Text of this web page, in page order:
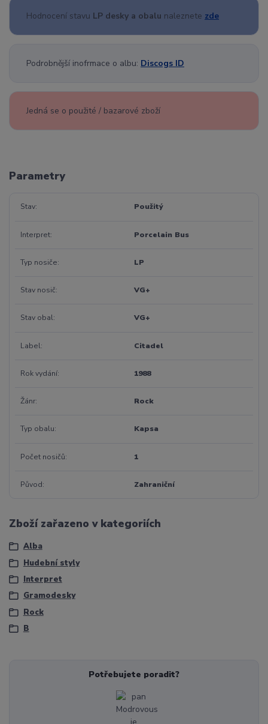
Hodnocení stavu LP desky a obalu naleznete zde
Podrobnější inofrmace o albu: Discogs ID
Jedná se o použité / bazarové zboží
Parametry
Stav Použitý
Interpret Porcelain Bus
Typ nosiče LP
Stav nosič VG+
Stav obal VG+
Label Citadel
Rok vydání 1988
Žánr Rock
Typ obalu Kapsa
Počet nosičů 1
Původ Zahraniční
Zboží zařazeno v kategoriích
Alba
Hudební styly
Interpret
Gramodesky
Rock
B
Potřebujete poradit?